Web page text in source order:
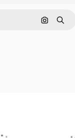
画像で検索
検索